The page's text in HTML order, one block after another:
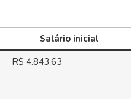
Salário inicial
R$ 4.843,63